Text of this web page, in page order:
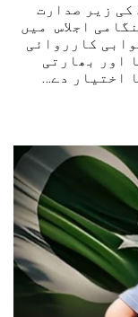
کی زیر صدارت
اجلاس میں
کارروائی
اور بھارتی
اختیار دے…